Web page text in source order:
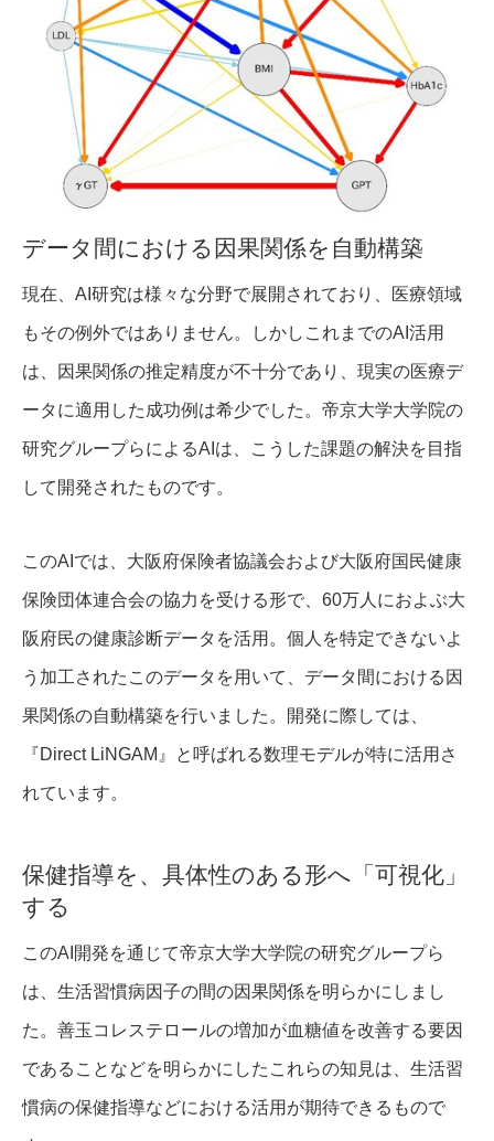
データ間における因果関係を自動構築
現在、AI研究は様々な分野で展開されており、医療領域
もその例外ではありません。しかしこれまでのAI活用
は、因果関係の推定精度が不十分であり、現実の医療デ
ータに適用した成功例は希少でした。帝京大学大学院の
研究グループらによるAIは、こうした課題の解決を目指
して開発されたものです。
このAIでは、大阪府保険者協議会および大阪府国民健康
保険団体連合会の協力を受ける形で、60万人におよぶ大
阪府民の健康診断データを活用。個人を特定できないよ
う加工されたこのデータを用いて、データ間における因
果関係の自動構築を行いました。開発に際しては、
『Direct LiNGAM』と呼ばれる数理モデルが特に活用さ
れています。
保健指導を、具体性のある形へ「可視化」
する
このAI開発を通じて帝京大学大学院の研究グループら
は、生活習慣病因子の間の因果関係を明らかにしまし
た。善玉コレステロールの増加が血糖値を改善する要因
であることなどを明らかにしたこれらの知見は、生活習
慣病の保健指導などにおける活用が期待できるもので